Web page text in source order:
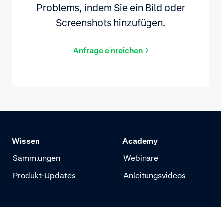
Problems, indem Sie ein Bild oder
Screenshots hinzufügen.
Anfrage einreichen
Wissen
Sammlungen
Produkt-Updates
Academy
Webinare
Anleitungsvideos